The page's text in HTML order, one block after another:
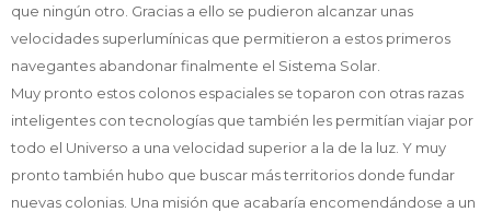
que ningún otro. Gracias a ello se pudieron alcanzar unas
velocidades superlumínicas que permitieron a estos primeros
navegantes abandonar finalmente el Sistema Solar.
Muy pronto estos colonos espaciales se toparon con otras razas
inteligentes con tecnologías que también les permitían viajar por
todo el Universo a una velocidad superior a la de la luz. Y muy
pronto también hubo que buscar más territorios donde fundar
nuevas colonias. Una misión que acabaría encomendándose a un